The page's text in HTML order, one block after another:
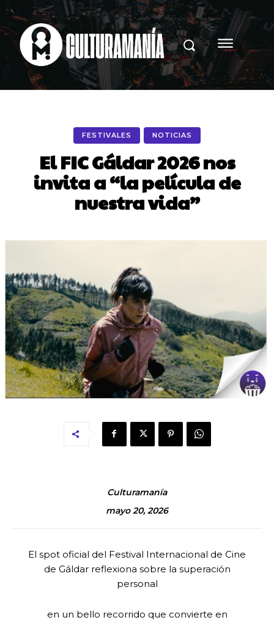
FESTIVALES NOTICIAS
El FIC Gáldar 2026 nos
invita a “la película de
nuestra vida”
Culturamanía
mayo 20, 2026
El spot oficial del Festival Internacional de Cine
de Gáldar reflexiona sobre la superación
personal
en un bello recorrido que convierte en